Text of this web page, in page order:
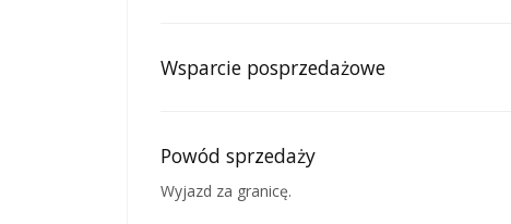
Wsparcie posprzedażowe
Powód sprzedaży
Wyjazd za granicę.